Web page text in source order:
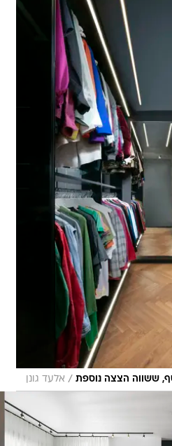
ששווה הצצה נוספת / אלעד גונן